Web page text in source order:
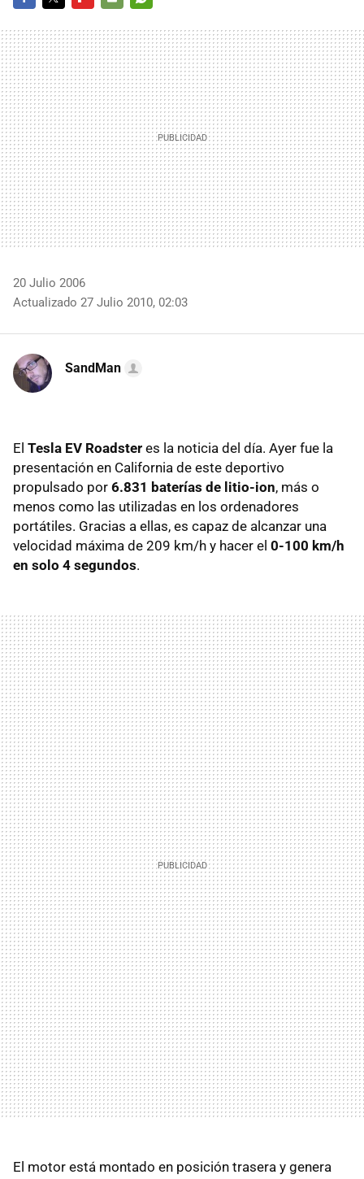
MAIL
20 Julio 2006
Actualizado 27 Julio 2010, 02:03
SandMan
El Tesla EV Roadster es la noticia del día. Ayer fue la
presentación en California de este deportivo
propulsado por 6.831 baterías de litio-ion, más o
menos como las utilizadas en los ordenadores
portátiles. Gracias a ellas, es capaz de alcanzar una
velocidad máxima de 209 km/h y hacer el 0-100 km/h
en solo 4 segundos.
El motor está montado en posición trasera y genera